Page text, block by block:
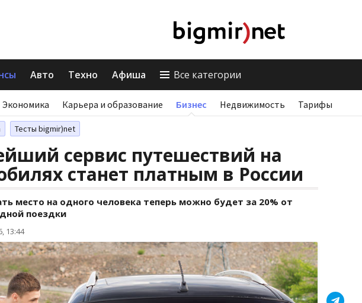
Авто Техно Афиша Все категории
Экономика Карьера и образование Бизнес Недвижимость Тарифы
Тесты bigmir)net
сервис путешествий на
станет платным в России
место на одного человека теперь можно будет за 20% от
поездки
13:44